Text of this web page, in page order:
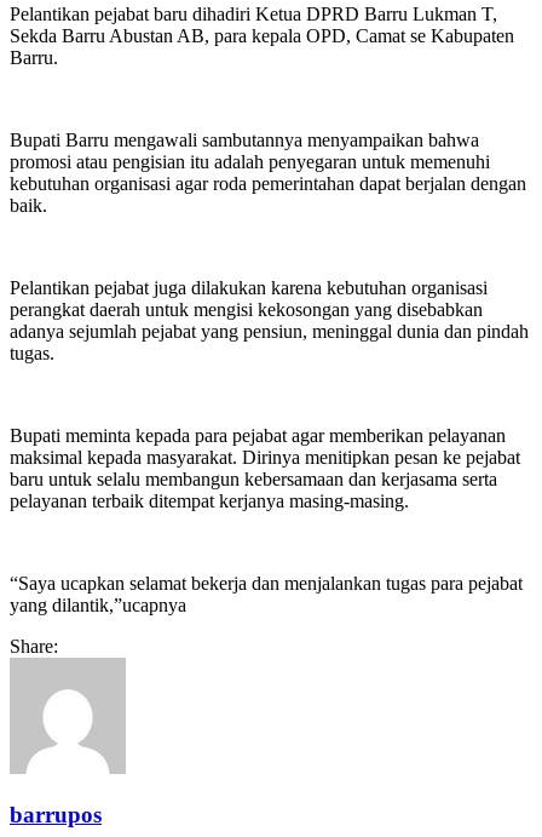
Pelantikan pejabat baru dihadiri Ketua DPRD Barru Lukman T,
Sekda Barru Abustan AB, para kepala OPD, Camat se Kabupaten
Barru.
Bupati Barru mengawali sambutannya menyampaikan bahwa
promosi atau pengisian itu adalah penyegaran untuk memenuhi
kebutuhan organisasi agar roda pemerintahan dapat berjalan dengan
baik.
Pelantikan pejabat juga dilakukan karena kebutuhan organisasi
perangkat daerah untuk mengisi kekosongan yang disebabkan
adanya sejumlah pejabat yang pensiun, meninggal dunia dan pindah
tugas.
Bupati meminta kepada para pejabat agar memberikan pelayanan
maksimal kepada masyarakat. Dirinya menitipkan pesan ke pejabat
baru untuk selalu membangun kebersamaan dan kerjasama serta
pelayanan terbaik ditempat kerjanya masing-masing.
“Saya ucapkan selamat bekerja dan menjalankan tugas para pejabat
yang dilantik,”ucapnya
Share:
barrupos